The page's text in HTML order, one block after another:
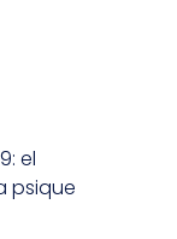
el
psique